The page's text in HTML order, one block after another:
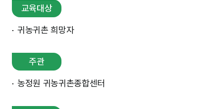
교육대상
귀농귀촌 희망자
주관
농정원 귀농귀촌종합센터